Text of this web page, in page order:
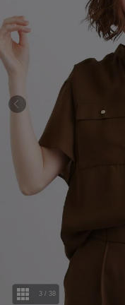
3 / 38